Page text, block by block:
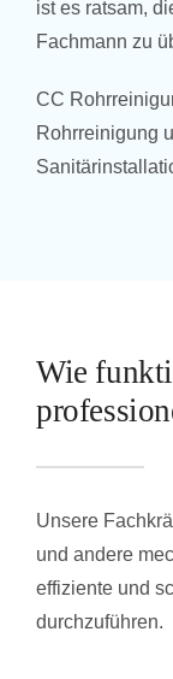
ist es ratsam,
Fachmann zu
CC
Rohrreinigung
Wie
Unsere
und andere
effiziente und
durchzuführen.